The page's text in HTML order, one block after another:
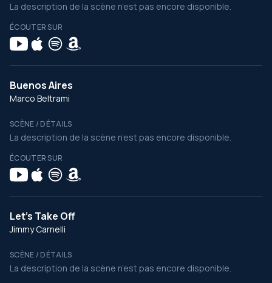
La description de la scène n’est pas encore disponible.
ÉCOUTER SUR
Buenos Aires
Marco Beltrami
SCÈNE / DÉTAILS
La description de la scène n’est pas encore disponible.
ÉCOUTER SUR
Let's Take Off
Jimmy Carnelli
SCÈNE / DÉTAILS
La description de la scène n’est pas encore disponible.